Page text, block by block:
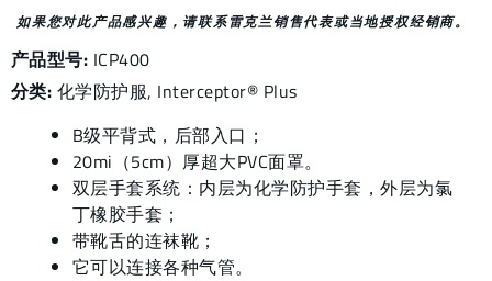
如果您对此产品感兴趣，请联系雷克兰销售代表或当地授权经销商。
产品型号: ICP400
分类: 化学防护服, Interceptor® Plus
B级平背式，后部入口；
20mi（5cm）厚超大PVC面罩。
双层手套系统：内层为化学防护手套，外层为氯
丁橡胶手套；
带靴舌的连袜靴；
它可以连接各种气管。